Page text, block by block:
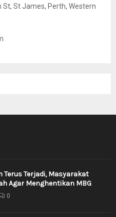
St, St James, Perth, Western
Terus Terjadi, Masyarakat
Agar Menghentikan MBG
0